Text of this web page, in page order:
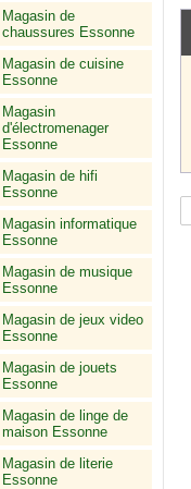
Magasin de
chaussures Essonne
Magasin de cuisine
Essonne
Magasin
d'électromenager
Essonne
Magasin de hifi
Essonne
Magasin informatique
Essonne
Magasin de musique
Essonne
Magasin de jeux video
Essonne
Magasin de jouets
Essonne
Magasin de linge de
maison Essonne
Magasin de literie
Essonne